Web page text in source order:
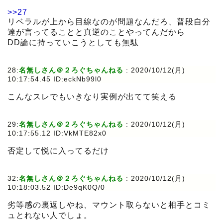
>>27
リベラルが上から目線なのが問題なんだろ、普段自分
達が言ってることと真逆のことやってんだから
DD論に持っていこうとしても無駄
28:名無しさん＠２ろぐちゃんねる : 2020/10/12(月)
10:17:54.45 ID:eckNb99l0
こんなスレでもいきなり実例が出てて笑える
29:名無しさん＠２ろぐちゃんねる : 2020/10/12(月)
10:17:55.12 ID:VkMTE82x0
否定して悦に入ってるだけ
32:名無しさん＠２ろぐちゃんねる : 2020/10/12(月)
10:18:03.52 ID:De9qK0Q/0
劣等感の裏返しやね、マウント取らないと相手とコミ
ュとれない人でしょ。